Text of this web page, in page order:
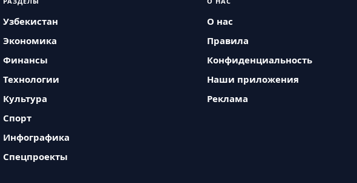
Узбекистан
Экономика
Финансы
Технологии
Культура
Спорт
Инфографика
Спецпроекты
О нас
Правила
Конфиденциальность
Наши приложения
Реклама